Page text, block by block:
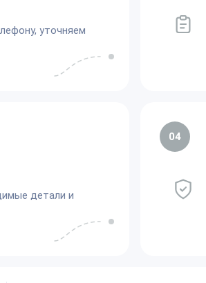
уточняем
детали и
04